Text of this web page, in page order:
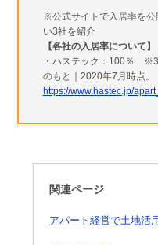
※公式サイトで入居率を公
い3社を紹介
【各社の入居率について】
・ハステック：100％ ※3
のもと｜2020年7月時点。
https://www.hastec.jp/
関連ページ
アパート経営で土地活